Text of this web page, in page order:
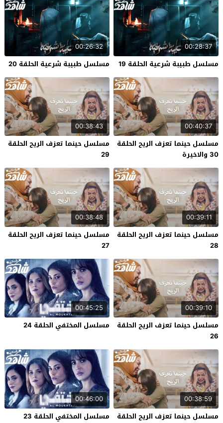
00:28:37
مسلسل طبيبة شرعية الحلقة 19
00:26:32
مسلسل طبيبة شرعية الحلقة 20
00:40:37
مسلسل حينما تعزف الريح الحلقة
30 والاخيرة
00:38:43
مسلسل حينما تعزف الريح الحلقة
29
00:39:11
مسلسل حينما تعزف الريح الحلقة
28
00:38:48
مسلسل حينما تعزف الريح الحلقة
27
00:39:10
مسلسل حينما تعزف الريح الحلقة
26
00:45:25
مسلسل المختفي الحلقة 24
00:38:59
مسلسل حينما تعزف الريح الحلقة
00:46:00
مسلسل المختفي الحلقة 23